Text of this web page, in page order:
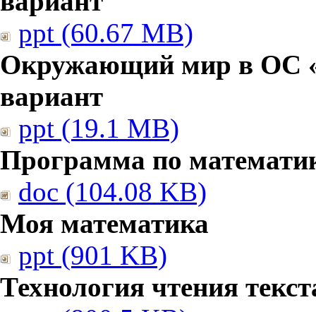
ppt (60.67 MB)
Окружающий мир в ОС
вариант
ppt (19.1 MB)
Программа по
doc (104.08 KB)
Моя математика
ppt (901 KB)
Технология чтения